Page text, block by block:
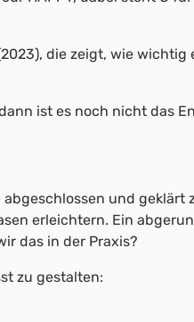
die zeigt, wie wichtig
ist es noch nicht das
und geklärt
erleichtern. Ein
das in der Praxis?
zu gestalten: